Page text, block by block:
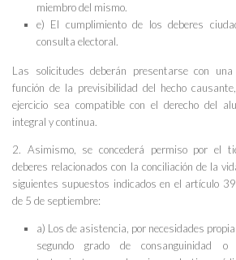
miembro del mismo.
e) El cumplimiento de los deberes
consulta electoral.
Las solicitudes deberán presentarse con
función de la previsibilidad del hecho
ejercicio sea compatible con el derecho del
integral y continua.
2. Asimismo, se concederá permiso por el
deberes relacionados con la conciliación de la
siguientes supuestos indicados en el artículo
de 5 de septiembre:
a) Los de asistencia, por necesidades
segundo grado de consanguinidad